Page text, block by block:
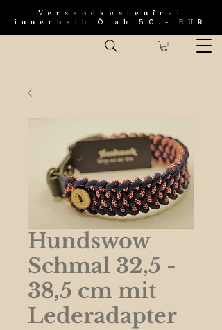
Versandkostenfrei
innerhalb Ö ab 50.- EUR
Hundswow
Schmal 32,5 -
38,5 cm mit
Lederadapter